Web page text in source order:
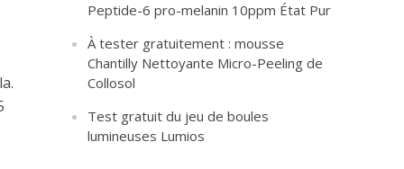
Peptide-6 pro-melanin 10ppm État Pur
À tester gratuitement : mousse
Chantilly Nettoyante Micro-Peeling de
Collosol
Test gratuit du jeu de boules
lumineuses Lumios